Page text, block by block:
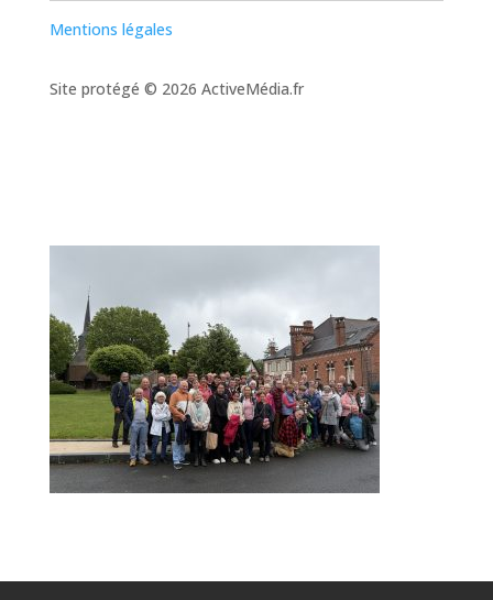
Mentions légales
Site protégé © 2026 ActiveMédia.fr